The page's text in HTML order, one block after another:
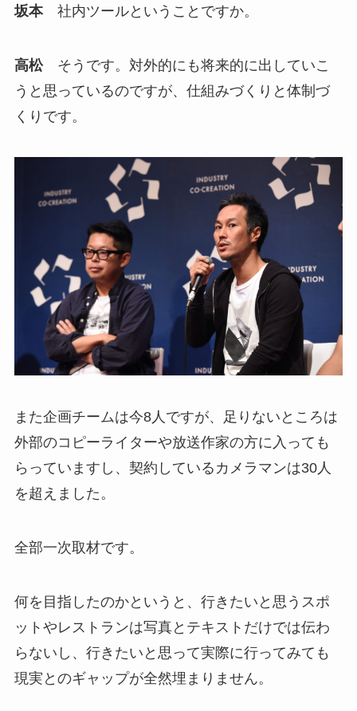
坂本社内ツールということですか。
高松そうです。対外的にも将来的に出していこ
うと思っているのですが、仕組みづくりと体制づ
くりです。
また企画チームは今8人ですが、足りないところは
外部のコピーライターや放送作家の方に入っても
らっていますし、契約しているカメラマンは30人
を超えました。
全部一次取材です。
何を目指したのかというと、行きたいと思うスポ
ットやレストランは写真とテキストだけでは伝わ
らないし、行きたいと思って実際に行ってみても
現実とのギャップが全然埋まりません。